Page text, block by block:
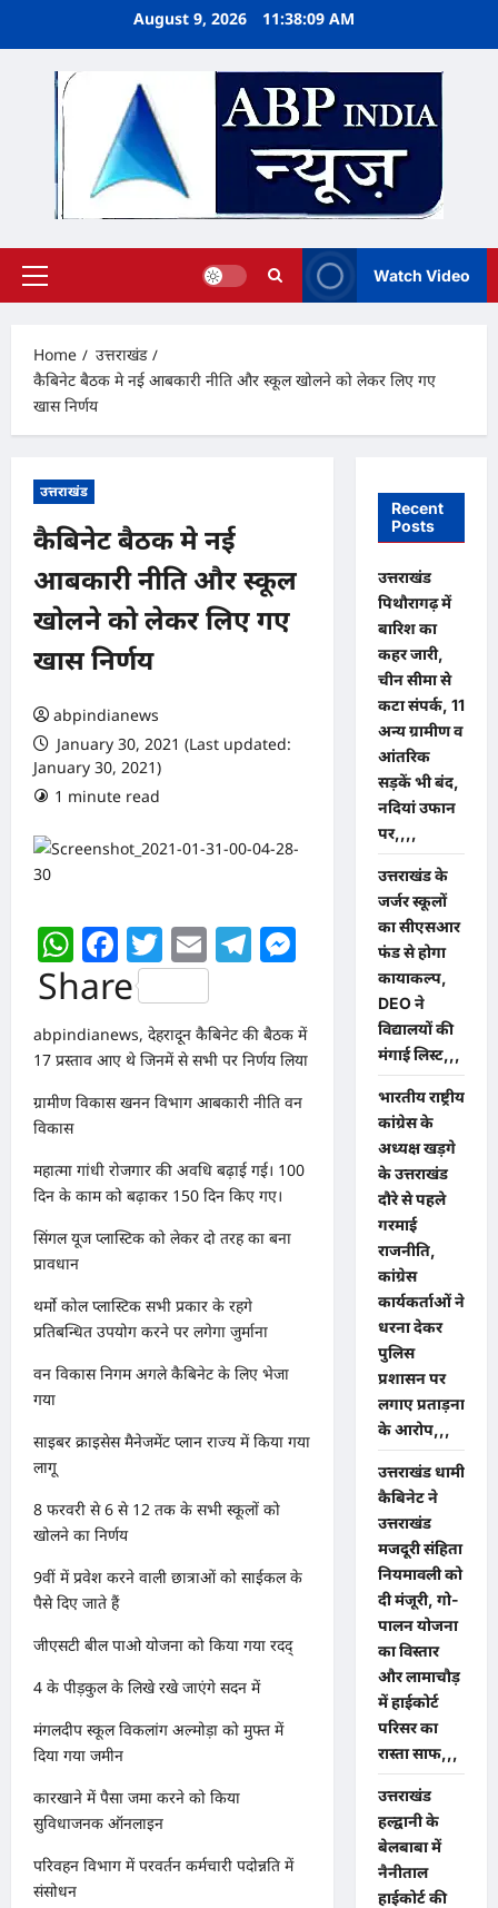
August 9, 2026 11:38:10 AM
Primary
Watch Video
Home
उत्तराखंड
कैबिनेट बैठक मे नई आबकारी नीति और स्कूल खोलने को लेकर लिए गए
खास निर्णय
उत्तराखंड
कैबिनेट बैठक मे नई
आबकारी नीति और स्कूल
खोलने को लेकर लिए गए
खास निर्णय
abpindianews
January 30, 2021 (Last updated:
January 30, 2021)
1 minute read
WhatsApp
Facebook
Twitter
EmailTelegram
Messenger
Share
abpindianews, देहरादून कैबिनेट की बैठक में
17 प्रस्ताव आए थे जिनमें से सभी पर निर्णय लिया
ग्रामीण विकास खनन विभाग आबकारी नीति वन
विकास
महात्मा गांधी रोजगार की अवधि बढ़ाई गई। 100
दिन के काम को बढ़ाकर 150 दिन किए गए।
सिंगल यूज प्लास्टिक को लेकर दो तरह का बना
प्रावधान
थर्मो कोल प्लास्टिक सभी प्रकार के रहगे
प्रतिबन्धित उपयोग करने पर लगेगा जुर्माना
वन विकास निगम अगले कैबिनेट के लिए भेजा
गया
साइबर क्राइसेस मैनेजमेंट प्लान राज्य में किया गया
लागू
8 फरवरी से 6 से 12 तक के सभी स्कूलों को
खोलने का निर्णय
9वीं में प्रवेश करने वाली छात्राओं को साईकल के
पैसे दिए जाते हैं
जीएसटी बील पाओ योजना को किया गया रदद्
4 के पीड़कुल के लिखे रखे जाएंगे सदन में
मंगलदीप स्कूल विकलांग अल्मोड़ा को मुफ्त में
दिया गया जमीन
कारखाने में पैसा जमा करने को किया
सुविधाजनक ऑनलाइन
परिवहन विभाग में परवर्तन कर्मचारी पदोन्नति में
संसोधन
Recent
Posts
उत्तराखंड
पिथौरागढ़ में
बारिश का
कहर जारी,
चीन सीमा से
कटा संपर्क, 11
अन्य ग्रामीण व
आंतरिक
सड़कें भी बंद,
नदियां उफान
पर,,,,
उत्तराखंड के
जर्जर स्कूलों
का सीएसआर
फंड से होगा
कायाकल्प,
DEO ने
विद्यालयों की
मंगाई लिस्ट,,,
भारतीय राष्ट्रीय
कांग्रेस के
अध्यक्ष खड़गे
के उत्तराखंड
दौरे से पहले
गरमाई
राजनीति,
कांग्रेस
कार्यकर्ताओं ने
धरना देकर
पुलिस
प्रशासन पर
लगाए प्रताड़ना
के आरोप,,,
उत्तराखंड धामी
कैबिनेट ने
उत्तराखंड
मजदूरी संहिता
नियमावली को
दी मंजूरी, गो-
पालन योजना
का विस्तार
और लामाचौड़
में हाईकोर्ट
परिसर का
रास्ता साफ,,,
उत्तराखंड
हल्द्वानी के
बेलबाबा में
नैनीताल
हाईकोर्ट की